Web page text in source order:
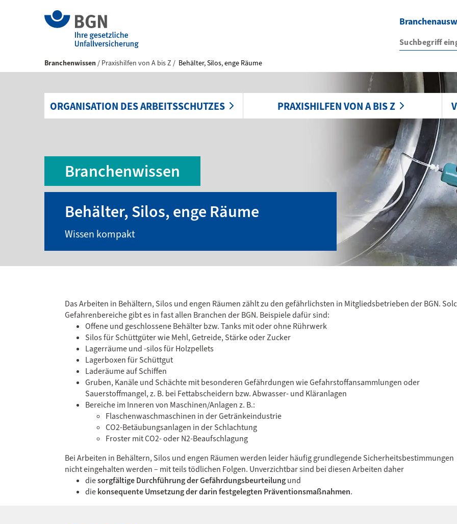
ORGANISATION DES ARBEITSSCHUTZES PRAXISHILFEN VON A BIS Z
Branchenwissen Praxishilfen von A bis Z Behälter, Silos, enge Räume
Branchenwissen
Behälter, Silos, enge Räume
Wissen kompakt
Das Arbeiten in Behältern, Silos und engen Räumen zählt zu den gefährlichsten in Mitgliedsbetrieben der BGN.
Gefahrenbereiche gibt es in fast allen Branchen der BGN. Beispiele dafür sind:
Offene und geschlossene Behälter bzw. Tanks mit oder ohne Rührwerk
Silos für Schüttgüter wie Mehl, Getreide, Stärke oder Zucker
Lagerräume und -silos für Holzpellets
Lagerboxen für Schüttgut
Laderäume auf Schiffen
Gruben, Kanäle und Schächte mit besonderen Gefährdungen wie Gefahrstoffansammlungen oder
Sauerstoffmangel, z. B. bei Fettabscheidern bzw. Abwasser- und Kläranlagen
Bereiche im Inneren von Maschinen/Anlagen z. B.:
Flaschenwaschmaschinen in der Getränkeindustrie
CO2-Betäubungsanlagen in der Schlachtung
Froster mit CO2- oder N2-Beaufschlagung
Bei Arbeiten in Behältern, Silos und engen Räumen werden leider häufig grundlegende Sicherheitsbestimmungen
nicht eingehalten werden – mit teils tödlichen Folgen. Unverzichtbar sind bei diesen Arbeiten daher
diesorgfältige Durchführung der Gefährdungsbeurteilungund
diekonsequente Umsetzung der darin festgelegten Präventionsmaßnahmen.